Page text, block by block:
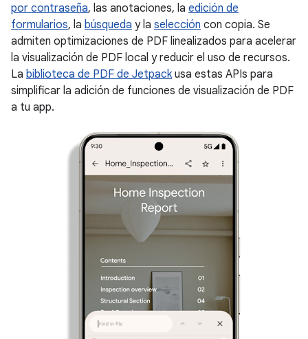
por contraseña, las anotaciones, la edición de
formularios, la búsqueda y la selección con copia. Se
admiten optimizaciones de PDF linealizados para acelerar
la visualización de PDF local y reducir el uso de recursos.
La biblioteca de PDF de Jetpackusa estas APIs para
simplificar la adición de funciones de visualización de PDF
a tu app.